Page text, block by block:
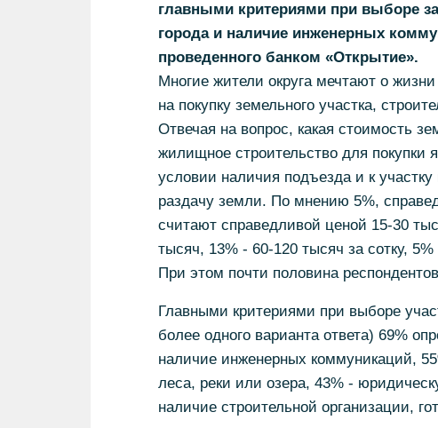
главными критериями при выборе
города и наличие инженерных
проведенного банком «Открытие».
Многие жители округа мечтают о
на покупку земельного участка,
Отвечая на вопрос, какая стоимость
жилищное строительство для покупки
условии наличия подъезда и к
раздачу земли. По мнению 5%,
считают справедливой ценой 15-30
тысяч, 13% - 60-120 тысяч за сотку,
При этом почти половина
Главными критериями при выборе
более одного варианта ответа) 69%
наличие инженерных коммуникаций,
леса, реки или озера, 43% -
наличие строительной организации,